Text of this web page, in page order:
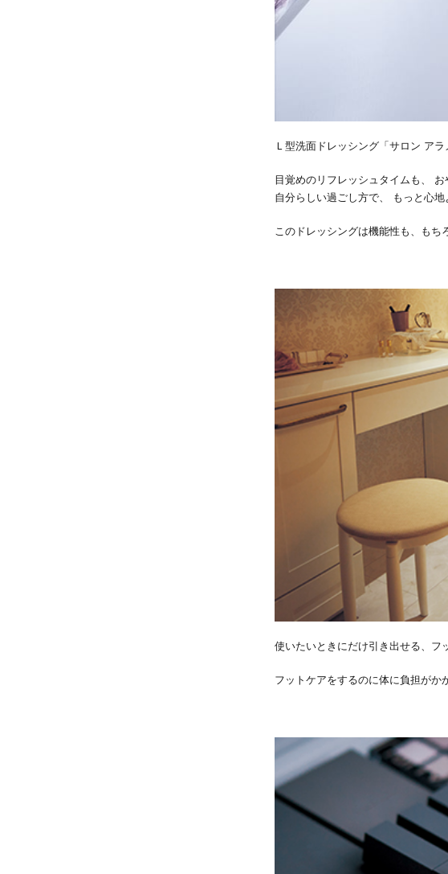
Ｌ型洗面ドレッシング「サロン ア
目覚めのリフレッシュタイムも、 お
自分らしい過ごし方で、 もっと心地
このドレッシングは機能性も、もち
使いたいときにだけ引き出せる、フ
フットケアをするのに体に負担がか